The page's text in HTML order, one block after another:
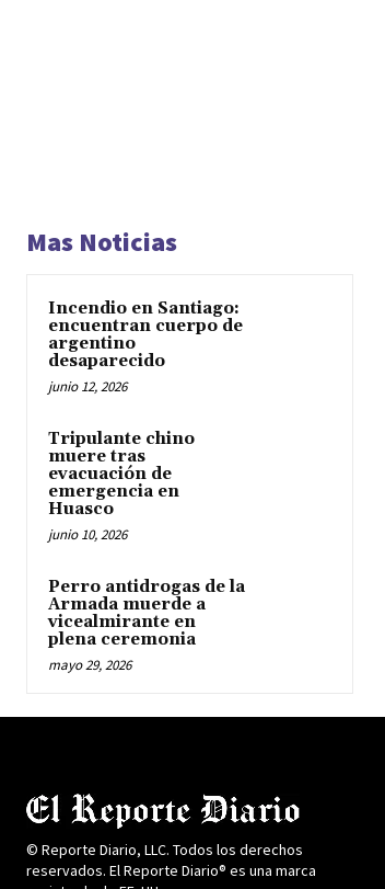
Mas Noticias
Incendio en Santiago:
encuentran cuerpo de
argentino
desaparecido
junio 12, 2026
Tripulante chino
muere tras
evacuación de
emergencia en
Huasco
junio 10, 2026
Perro antidrogas de la
Armada muerde a
vicealmirante en
plena ceremonia
mayo 29, 2026
© Reporte Diario, LLC. Todos los derechos
reservados. El Reporte Diario® es una marca